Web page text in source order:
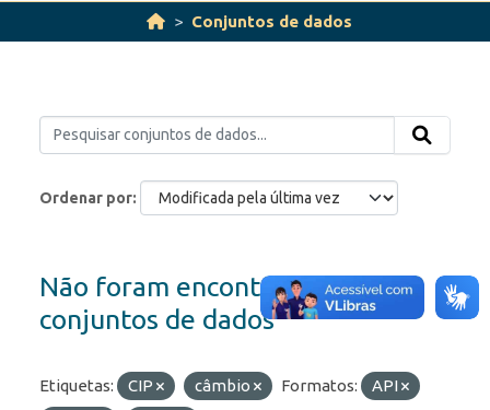
Conjuntos de dados
Ordenar por
Não foram encontrados
conjuntos de dados
Etiquetas: CIP câmbio Formatos:
API